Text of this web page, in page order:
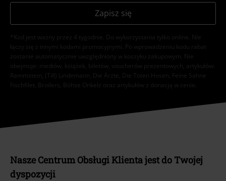
Zapisz się
*Kod jest ważny przez 4 tygodnie. Do wykorzystania tylko online. NIe
łączy się z innymi kodami promocyjnymi. Po wprowadzeniu kodu rabat
zostanie automatycznie uwzględniony w koszyku zakupowym. Nie
obejmuje: mediów, książek, biletów, voucherów prezentowych, artykułów:
Rammstein, (Till) Lindemann, Die Ärzte, Die Toten Hosen, Feine Sahne
Fischfilet, Broilers, Böhse Onkelz oraz artykułów z donacją w cenie.
Nasze Centrum Obsługi Klienta jest do Twojej
dyspozycji